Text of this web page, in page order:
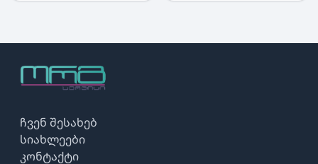
ჩვენ შესახებ
სიახლეები
კონტაქტი